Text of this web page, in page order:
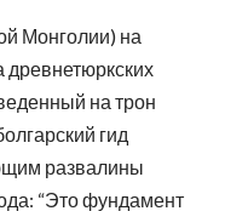
Монголии) на
на трон
гид
развалины
“Это фундамент